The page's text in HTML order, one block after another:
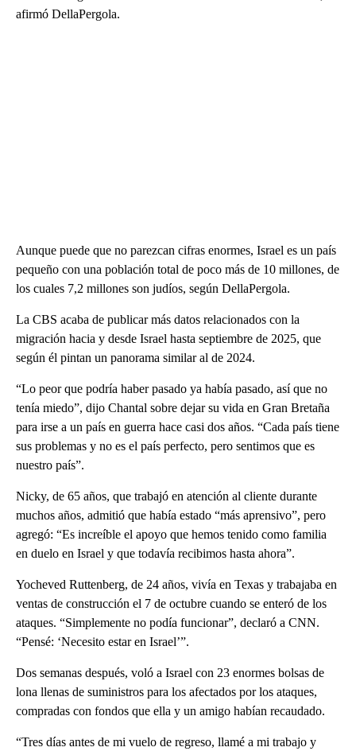
afirmó DellaPergola.
Aunque puede que no parezcan cifras enormes, Israel es un país
pequeño con una población total de poco más de 10 millones, de
los cuales 7,2 millones son judíos, según DellaPergola.
La CBS acaba de publicar más datos relacionados con la
migración hacia y desde Israel hasta septiembre de 2025, que
según él pintan un panorama similar al de 2024.
“Lo peor que podría haber pasado ya había pasado, así que no
tenía miedo”, dijo Chantal sobre dejar su vida en Gran Bretaña
para irse a un país en guerra hace casi dos años. “Cada país tiene
sus problemas y no es el país perfecto, pero sentimos que es
nuestro país”.
Nicky, de 65 años, que trabajó en atención al cliente durante
muchos años, admitió que había estado “más aprensivo”, pero
agregó: “Es increíble el apoyo que hemos tenido como familia
en duelo en Israel y que todavía recibimos hasta ahora”.
Yocheved Ruttenberg, de 24 años, vivía en Texas y trabajaba en
ventas de construcción el 7 de octubre cuando se enteró de los
ataques. “Simplemente no podía funcionar”, declaró a CNN.
“Pensé: ‘Necesito estar en Israel’”.
Dos semanas después, voló a Israel con 23 enormes bolsas de
lona llenas de suministros para los afectados por los ataques,
compradas con fondos que ella y un amigo habían recaudado.
“Tres días antes de mi vuelo de regreso, llamé a mi trabajo y